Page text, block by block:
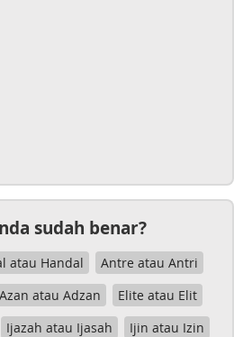
sudah benar?
atau Handal
Antre atau Antri
Azan atau Adzan
Elite atau Elit
Ijazah atau Ijasah
Ijin atau Izin